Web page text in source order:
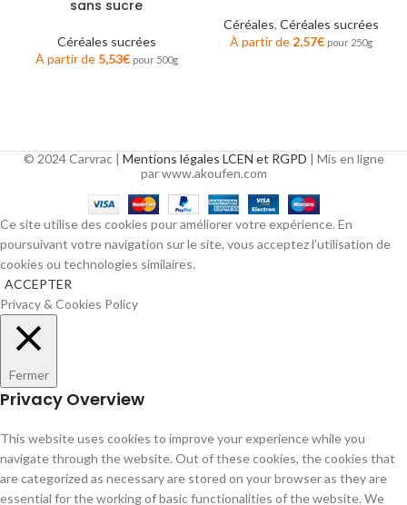
sans sucre
Céréales sucrées
À partir de 5,53€ pour 500g
Céréales, Céréales sucrées
À partir de 2,57€ pour 250g
© 2024 Carvrac | Mentions légales LCEN et RGPD | Mis en ligne
par www.akoufen.com
Ce site utilise des cookies pour améliorer votre expérience. En
poursuivant votre navigation sur le site, vous acceptez l’utilisation de
cookies ou technologies similaires.
ACCEPTER
Privacy & Cookies Policy
Fermer
Privacy Overview
This website uses cookies to improve your experience while you
navigate through the website. Out of these cookies, the cookies that
are categorized as necessary are stored on your browser as they are
essential for the working of basic functionalities of the website. We